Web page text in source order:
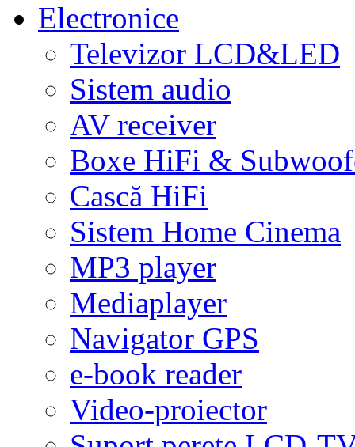
Electronice
Televizor LCD&LED
Sistem audio
AV receiver
Boxe HiFi &
Cască HiFi
Sistem Home Cinema
MP3 player
Mediaplayer
Navigator GPS
e-book reader
Video-proiector